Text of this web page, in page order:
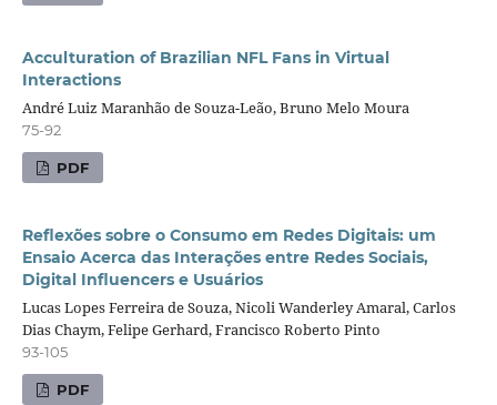
Acculturation of Brazilian NFL Fans in Virtual
Interactions
André Luiz Maranhão de Souza-Leão, Bruno Melo Moura
75-92
PDF
Reflexões sobre o Consumo em Redes Digitais: um
Ensaio Acerca das Interações entre Redes Sociais,
Digital Influencers e Usuários
Lucas Lopes Ferreira de Souza, Nicoli Wanderley Amaral, Carlos
Dias Chaym, Felipe Gerhard, Francisco Roberto Pinto
93-105
PDF